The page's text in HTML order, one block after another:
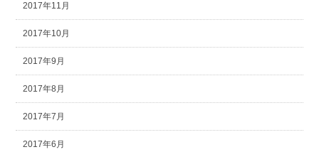
2017年11月
2017年10月
2017年9月
2017年8月
2017年7月
2017年6月